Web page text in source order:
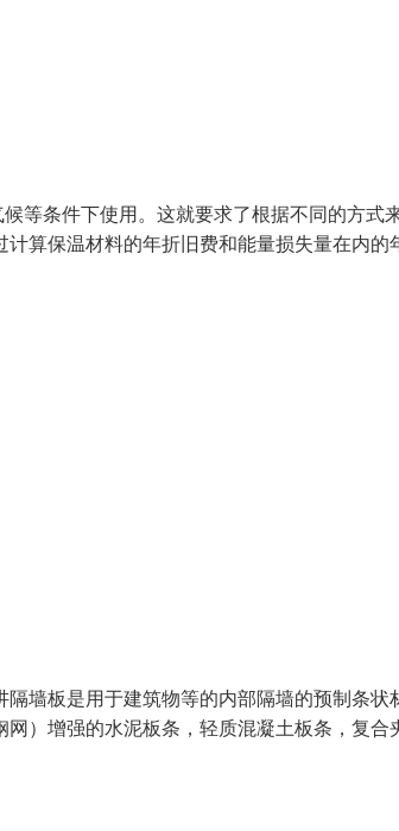
等条件下使用。这就要求了根据不同的方式
算保温材料的年折旧费和能量损失量在内的
墙板是用于建筑物等的内部隔墙的预制条状
）增强的水泥板条，轻质混凝土板条，复合